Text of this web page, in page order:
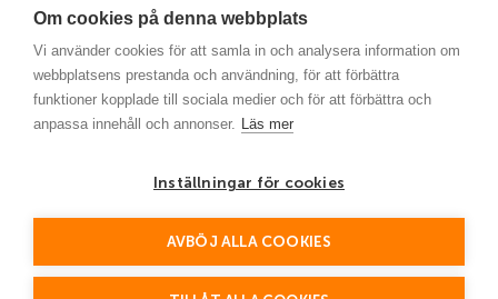
Om cookies på denna webbplats
Vi använder cookies för att samla in och analysera information om
webbplatsens prestanda och användning, för att förbättra
funktioner kopplade till sociala medier och för att förbättra och
anpassa innehåll och annonser. Läs mer
Inställningar för cookies
AVBÖJ ALLA COOKIES
This site is protected by reCAPTCHA and the Google
andTerms of Service apply.